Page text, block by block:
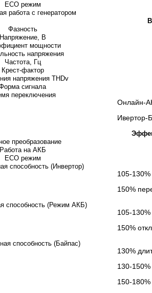
ECO режим
работа с генератором
Фазность
Напряжение, В
мощности
напряжения
Частота, Гц
Крест-фактор
напряжения THDv
сигнала
переключения
Онлайн-
Ивертор-
преобразование
Работа на АКБ
ECO режим
способность (Инвертор)
105-
150%
способность (Режим АКБ)
105-130%
150%
способность (Байпас)
130%
130-
150-180%